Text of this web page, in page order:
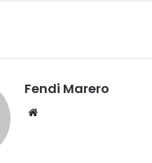
Fendi Marero